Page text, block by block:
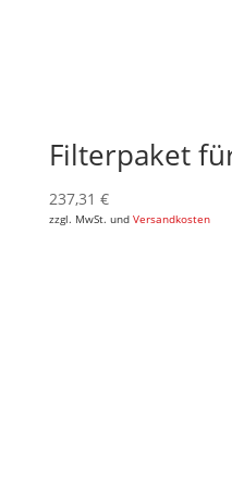
Filterpaket
237,31 €
zzgl. MwSt. und Versandkosten